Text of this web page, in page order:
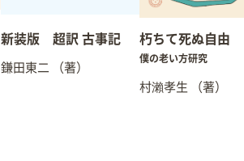
新装版 超訳 古事記
鎌田東二 （著）
朽ちて死ぬ自由
僕の老い方研究
村瀨孝生 （著）